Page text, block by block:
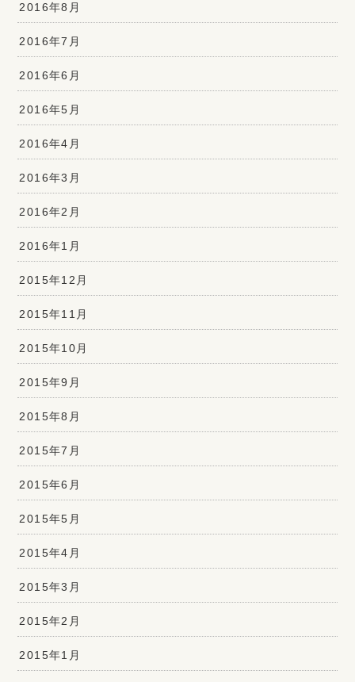
2016年8月
2016年7月
2016年6月
2016年5月
2016年4月
2016年3月
2016年2月
2016年1月
2015年12月
2015年11月
2015年10月
2015年9月
2015年8月
2015年7月
2015年6月
2015年5月
2015年4月
2015年3月
2015年2月
2015年1月